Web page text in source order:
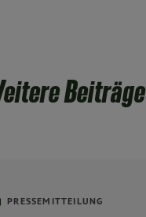
Beiträge
PRESSEMITTEILUNG